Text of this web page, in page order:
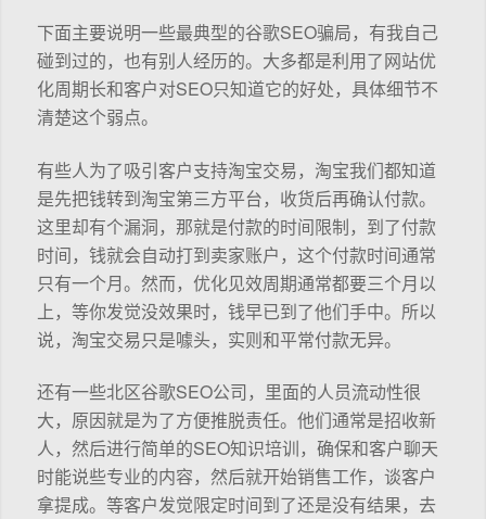
下面主要说明一些最典型的谷歌SEO骗局，有我自己
碰到过的，也有别人经历的。大多都是利用了网站优
化周期长和客户对SEO只知道它的好处，具体细节不
清楚这个弱点。
有些人为了吸引客户支持淘宝交易，淘宝我们都知道
是先把钱转到淘宝第三方平台，收货后再确认付款。
这里却有个漏洞，那就是付款的时间限制，到了付款
时间，钱就会自动打到卖家账户，这个付款时间通常
只有一个月。然而，优化见效周期通常都要三个月以
上，等你发觉没效果时，钱早已到了他们手中。所以
说，淘宝交易只是噱头，实则和平常付款无异。
还有一些北区谷歌SEO公司，里面的人员流动性很
大，原因就是为了方便推脱责任。他们通常是招收新
人，然后进行简单的SEO知识培训，确保和客户聊天
时能说些专业的内容，然后就开始销售工作，谈客户
拿提成。等客户发觉限定时间到了还是没有结果，去